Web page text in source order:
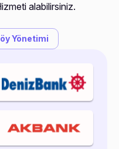
alabilirsiniz.
Yönetimi